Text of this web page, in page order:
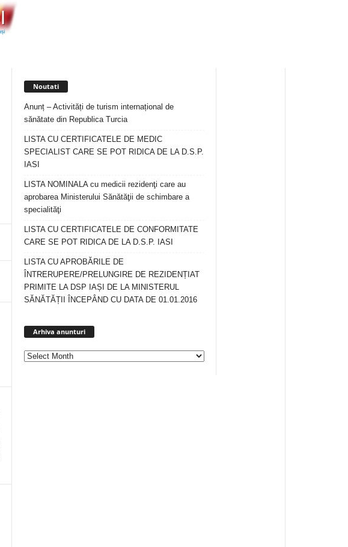
Noutati
Anunț – Activități de turism internațional de
sănătate din Republica Turcia
LISTA CU CERTIFICATELE DE MEDIC
SPECIALIST CARE SE POT RIDICA DE LA D.S.P.
IASI
LISTA NOMINALA cu medicii rezidenţi care au
aprobarea Ministerului Sănătăţii de schimbare a
specialităţi
LISTA CU CERTIFICATELE DE CONFORMITATE
CARE SE POT RIDICA DE LA D.S.P. IASI
LISTA CU APROBĂRILE DE
ÎNTRERUPERE/PRELUNGIRE DE REZIDENȚIAT
PRIMITE LA DSP IAȘI DE LA MINISTERUL
SĂNĂTĂȚII ÎNCEPÂND CU DATA DE 01.01.2016
Arhiva anunturi